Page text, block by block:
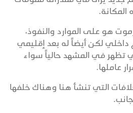
هو على الموارد والنفوذ،
لكن أيضاً له بعد إقليمي
تظهر في المشهد حالياً سواء
عاملها.
التي تنشأ هنا وهناك خلفها